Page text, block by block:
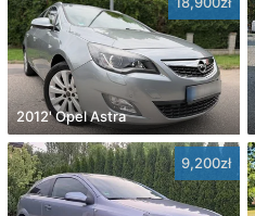
2012' Opel Astra
9,200zł